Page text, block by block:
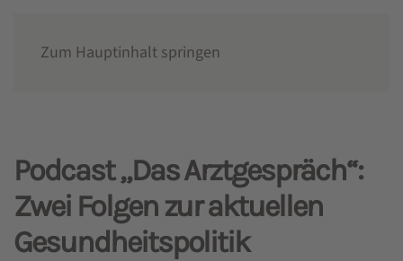
Zum Hauptinhalt springen
Podcast „Das Arztgespräch“:
Zwei Folgen zur aktuellen
Gesundheitspolitik